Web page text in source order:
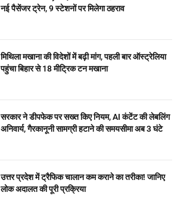
नई पैसेंजर ट्रेन, 9 स्टेशनों पर मिलेगा ठहराव
मिथिला मखाना की विदेशों में बढ़ी मांग, पहली बार ऑस्ट्रेलिया
पहुंचा बिहार से 18 मीट्रिक टन मखाना
सरकार ने डीपफेक पर सख्त किए नियम, AI कंटेंट की लेबलिंग
अनिवार्य, गैरकानूनी सामग्री हटाने की समयसीमा अब 3 घंटे
उत्तर प्रदेश में ट्रैफिक चालान कम कराने का तरीका! जानिए
लोक अदालत की पूरी प्रक्रिया